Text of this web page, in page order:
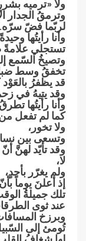
ولا «ترميه
وترمقُ الجدار
لربّما فضّ سرّه.
وأنا رأيتُها
تستجلي علامةً
وتصيخُ السّمع
تخفقُ وسط
قد يظفرُ بالعَوْد
وقد يتيهُ في
وأنا رأيتُها
كما لم تفعل
ولا تخور،
وتسعى بين
وقد تأيّد لهنَّ
لا،
ولم يغرّر بأحدٍ،
إذ أعلنَ يوماً
تلك جميلةُ
عند ثوى
وبرزخ
تُومئ إلى